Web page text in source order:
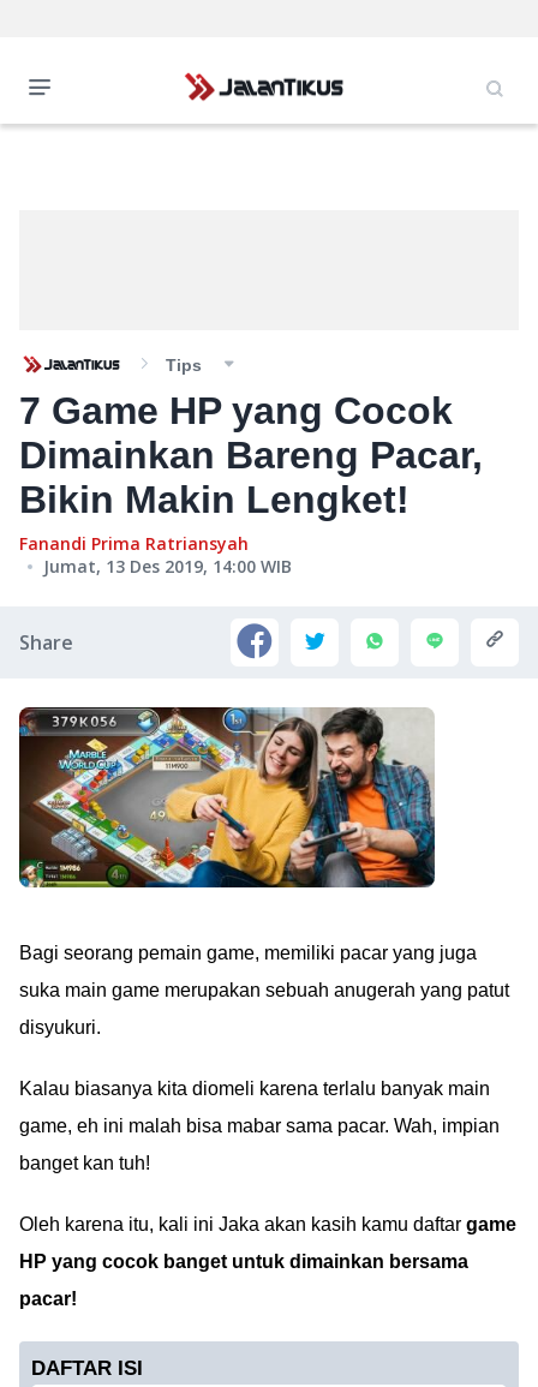
Tips
7 Game HP yang Cocok
Dimainkan Bareng Pacar,
Bikin Makin Lengket!
Fanandi Prima Ratriansyah
Jumat, 13 Des 2019, 14:00 WIB
Share
Bagi seorang pemain game, memiliki pacar yang juga
suka main game merupakan sebuah anugerah yang patut
disyukuri.
Kalau biasanya kita diomeli karena terlalu banyak main
game, eh ini malah bisa mabar sama pacar. Wah, impian
banget kan tuh!
Oleh karena itu, kali ini Jaka akan kasih kamu daftar game
HP yang cocok banget untuk dimainkan bersama
pacar!
DAFTAR ISI